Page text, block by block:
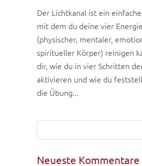
Der Lichtkanal ist ein
mit dem du deine vier
(physischer, mentaler,
spiritueller Körper) reinigen
dir, wie du in vier Schritten
aktivieren und wie du
die Übung...
Neueste Kommentare